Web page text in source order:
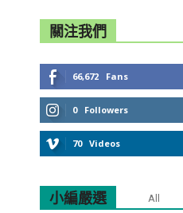
關注我們
66,672 Fans
0 Followers
70 Videos
小編嚴選 All